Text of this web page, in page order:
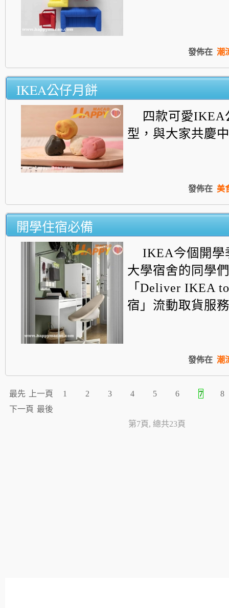
發佈在 潮
IKEA公仔月餅
四款可愛IKEA
型， 與大家共慶
發佈在 美
開學住宿必備
IKEA今個開學
大學宿舍的同學
「 Deliver IKEA
宿」流動取貨服
發佈在 潮
最先 上一頁 1 2 3 4 5 6 7
8
下一頁 最後
第7頁, 總共23頁